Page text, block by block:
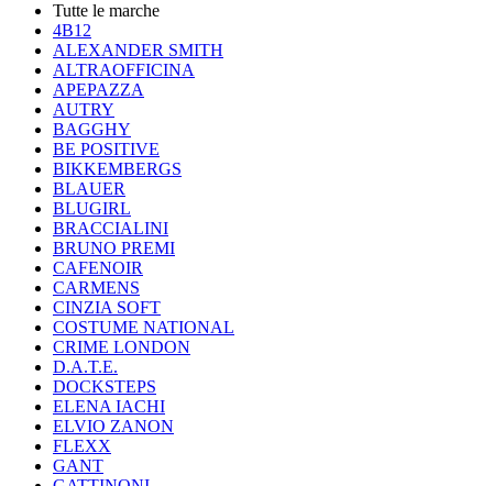
Tutte le marche
4B12
ALEXANDER SMITH
ALTRAOFFICINA
APEPAZZA
AUTRY
BAGGHY
BE POSITIVE
BIKKEMBERGS
BLAUER
BLUGIRL
BRACCIALINI
BRUNO PREMI
CAFENOIR
CARMENS
CINZIA SOFT
COSTUME NATIONAL
CRIME LONDON
D.A.T.E.
DOCKSTEPS
ELENA IACHI
ELVIO ZANON
FLEXX
GANT